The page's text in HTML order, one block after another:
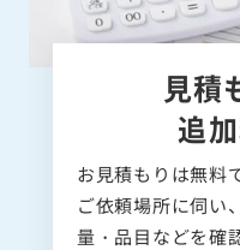
見積
追
お見積もりは無料
ご依頼場所に伺い
量・品目などを確